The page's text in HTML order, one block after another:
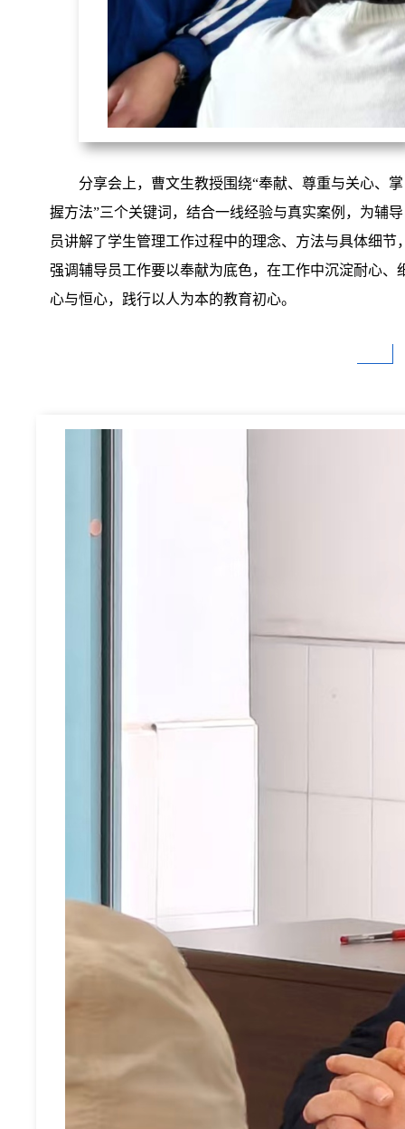
分享会上，曹文生教授围绕“奉献、尊重与关心、掌
握方法”三个关键词，结合一线经验与真实案例，为辅导
员讲解了学生管理工作过程中的理念、方法与具体细节
强调辅导员工作要以奉献为底色，在工作中沉淀耐心、
心与恒心，践行以人为本的教育初心。